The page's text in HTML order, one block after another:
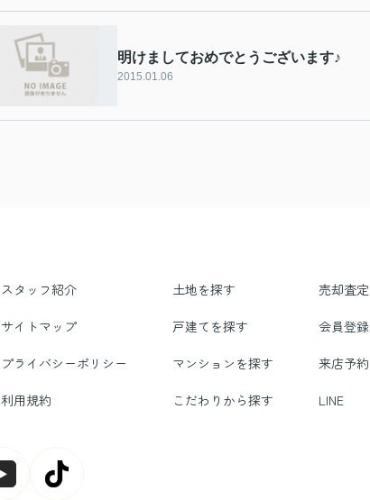
明けましておめでとうございます♪
2015.01.06
スタッフ紹介 土地を探す 売却査定
サイトマップ 戸建てを探す 会員登録
プライバシーポリシー マンションを探す 来店予約
利用規約 こだわりから探す LINE